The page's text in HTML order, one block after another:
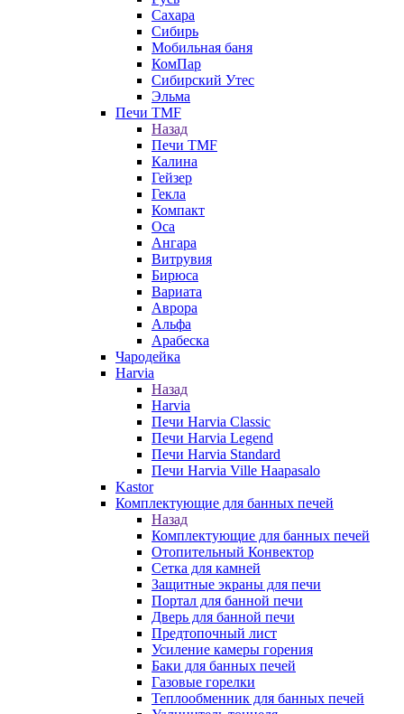
Сахара
Сибирь
Мобильная баня
КомПар
Сибирский Утес
Эльма
Печи TMF
Назад
Печи TMF
Калина
Гейзер
Гекла
Компакт
Оса
Ангара
Витрувия
Бирюса
Вариата
Аврора
Альфа
Арабеска
Чародейка
Harvia
Назад
Harvia
Печи Harvia Classic
Печи Harvia Legend
Печи Harvia Standard
Печи Harvia Ville Haapasalo
Kastor
Комплектующие для банных печей
Назад
Комплектующие для банных печей
Отопительный Конвектор
Сетка для камней
Защитные экраны для печи
Портал для банной печи
Дверь для банной печи
Предтопочный лист
Усиление камеры горения
Баки для банных печей
Газовые горелки
Теплообменник для банных печей